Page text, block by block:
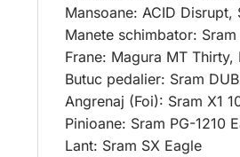
Mansoane: ACID Disrupt,
Manete schimbator:
Frane: Magura MT
Butuc pedalier: Sram
Angrenaj (Foi): Sram X1
Pinioane: Sram PG-1210
Lant: Sram SX Eagle